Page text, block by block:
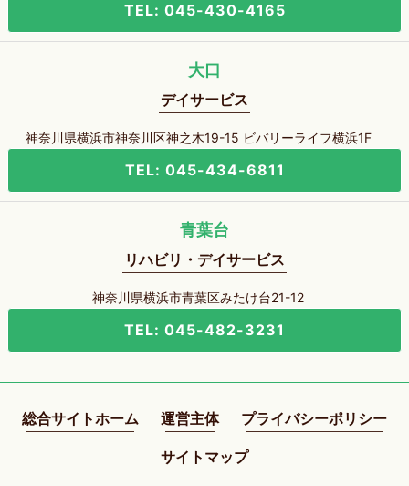
TEL: 045-430-4165
大口
デイサービス
神奈川県横浜市神奈川区神之木19-15 ビバリーライフ横浜1F
TEL: 045-434-6811
青葉台
リハビリ・デイサービス
神奈川県横浜市青葉区みたけ台21-12
TEL: 045-482-3231
総合サイトホーム 運営主体 プライバシーポリシー
サイトマップ